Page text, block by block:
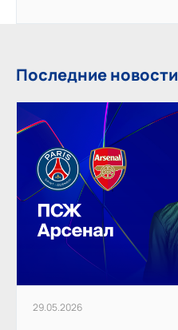
Последние новости
29.05.2026